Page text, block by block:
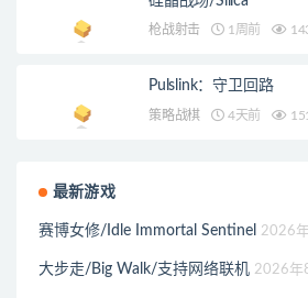
枪战射击 1周前
Pulslink：守卫回路
策略战棋 4天前
最新游戏
赛博女修/Idle Immortal Sentinel 2026
大步走/Big Walk/支持网络联机 2026年